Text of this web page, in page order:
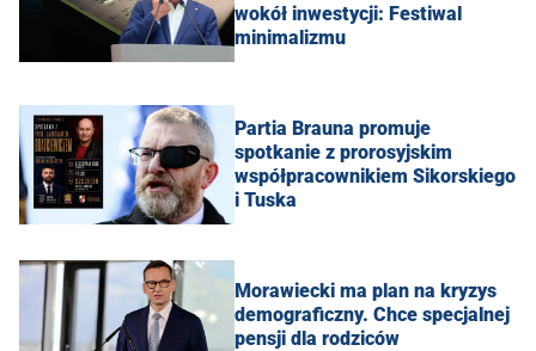
wokół inwestycji: Festiwal
minimalizmu
Partia Brauna promuje
spotkanie z prorosyjskim
współpracownikiem Sikorskiego
i Tuska
Morawiecki ma plan na kryzys
demograficzny. Chce specjalnej
pensji dla rodziców